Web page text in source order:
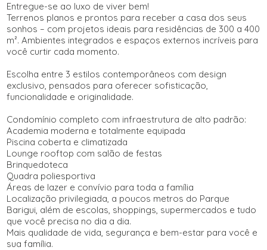
Entregue-se ao luxo de viver bem!
Terrenos planos e prontos para receber a casa dos seus
sonhos – com projetos ideais para residências de 300 a 400
m². Ambientes integrados e espaços externos incríveis para
você curtir cada momento.
Escolha entre 3 estilos contemporâneos com design
exclusivo, pensados para oferecer sofisticação,
funcionalidade e originalidade.
Condomínio completo com infraestrutura de alto padrão:
Academia moderna e totalmente equipada
Piscina coberta e climatizada
Lounge rooftop com salão de festas
Brinquedoteca
Quadra poliesportiva
Áreas de lazer e convívio para toda a família
Localização privilegiada, a poucos metros do Parque
Barigui, além de escolas, shoppings, supermercados e tudo
que você precisa no dia a dia.
Mais qualidade de vida, segurança e bem-estar para você e
sua família.